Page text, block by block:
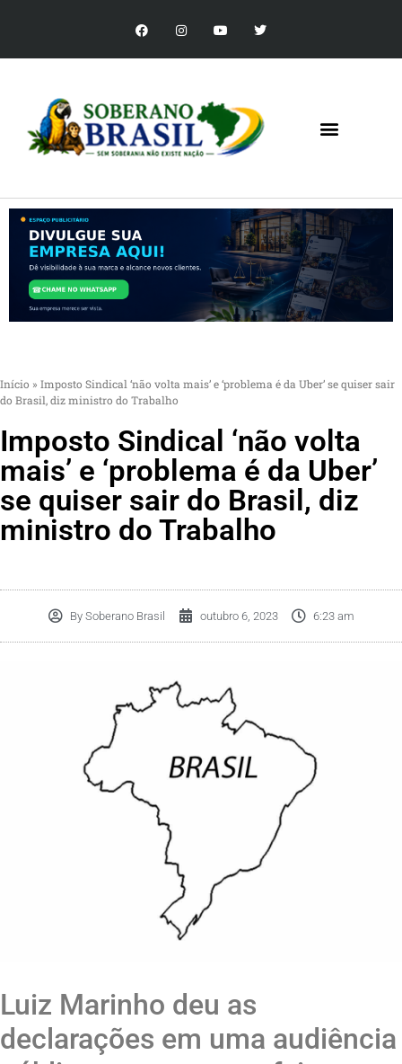
Início » Imposto Sindical ‘não volta mais’ e ‘problema é da Uber’ se quiser sair
do Brasil, diz ministro do Trabalho
Imposto Sindical ‘não volta
mais’ e ‘problema é da Uber’
se quiser sair do Brasil, diz
ministro do Trabalho
BySoberano Brasil outubro 6, 2023 6:23 am
Luiz Marinho deu as
declarações em uma audiência